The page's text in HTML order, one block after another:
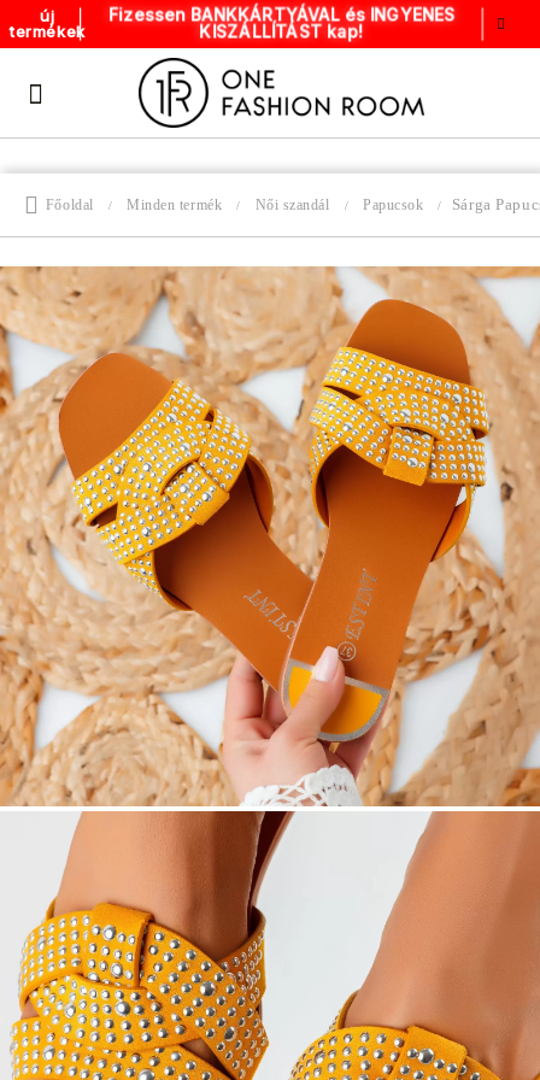
új
termékek
Fizessen BANKKÁRTYÁVAL és INGYENES
KISZÁLLÍTÁST kap!
Főoldal Minden termék Női szandál Papucsok Sárga